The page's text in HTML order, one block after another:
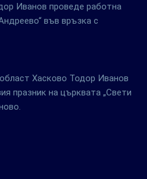
Иванов проведе работна
във връзка с
Хасково Тодор Иванов
празник на църквата „Свети